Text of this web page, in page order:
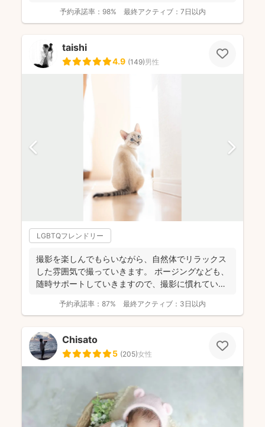
予約承諾率： 98% 最終アクティブ： 7日以内
taishi
4.9 (149)男性
LGBTQフレンドリー
撮影を楽しんでもらいながら、自然体でリラックス
した雰囲気で撮っていきます。 ポージングなども、
随時サポートしていきますので、撮影に慣れていな
予約承諾率： 87% 最終アクティブ： 3日以内
Chisato
5 (205)女性